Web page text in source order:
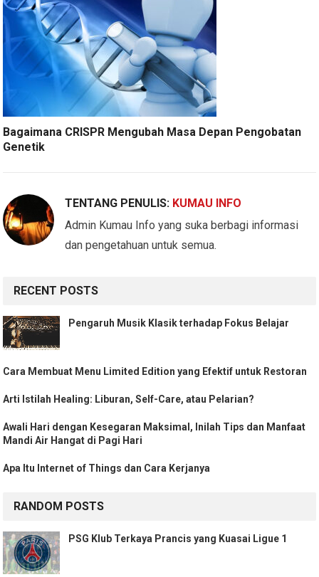
Bagaimana CRISPR Mengubah Masa Depan Pengobatan
Genetik
TENTANG PENULIS: KUMAU INFO
Admin Kumau Info yang suka berbagi informasi
dan pengetahuan untuk semua.
RECENT POSTS
Pengaruh Musik Klasik terhadap Fokus Belajar
Cara Membuat Menu Limited Edition yang Efektif untuk Restoran
Arti Istilah Healing: Liburan, Self-Care, atau Pelarian?
Awali Hari dengan Kesegaran Maksimal, Inilah Tips dan Manfaat
Mandi Air Hangat di Pagi Hari
Apa Itu Internet of Things dan Cara Kerjanya
RANDOM POSTS
PSG Klub Terkaya Prancis yang Kuasai Ligue 1